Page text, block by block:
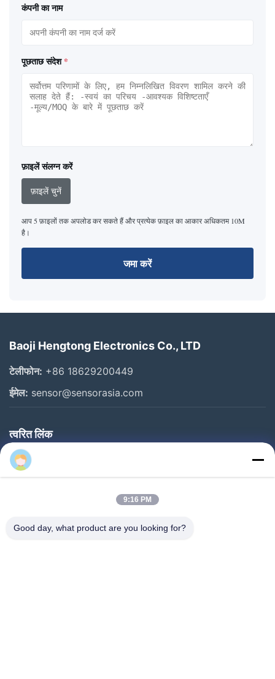
कंपनी का नाम
पूछताछ संदेश *
फ़ाइलें संलग्न करें
फ़ाइलें चुनें
आप 5 फ़ाइलों तक अपलोड कर सकते हैं और प्रत्येक फ़ाइल का आकार अधिकतम 10M
है।
जमा करें
Baoji Hengtong Electronics Co., LTD
टेलीफोन: +86 18629200449
ईमेल: sensor@sensorasia.com
त्वरित लिंक
घर
उत्पादों
हमारे बारे में
9:16 PM
Good day, what product are you looking for?